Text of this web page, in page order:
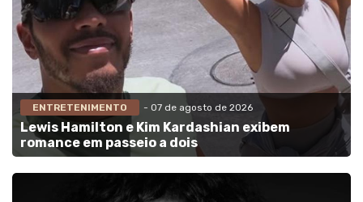
ENTRETENIMENTO - 07 de agosto de 2026
Lewis Hamilton e Kim Kardashian exibem
romance em passeio a dois